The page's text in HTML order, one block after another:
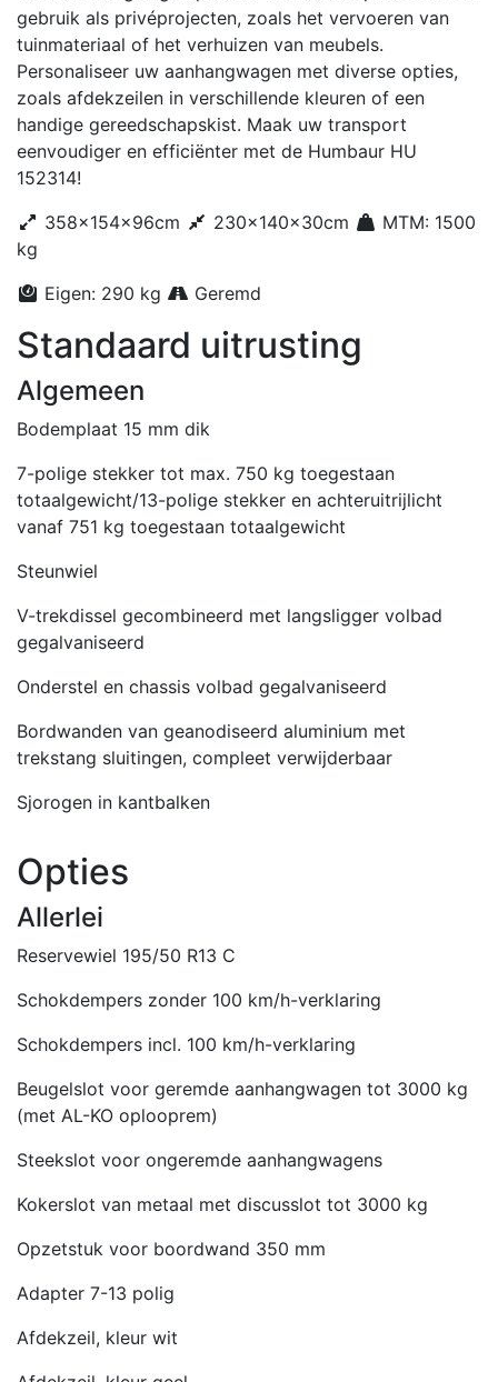
gebruik als privéprojecten, zoals het vervoeren van
tuinmateriaal of het verhuizen van meubels.
Personaliseer uw aanhangwagen met diverse opties,
zoals afdekzeilen in verschillende kleuren of een
handige gereedschapskist. Maak uw transport
eenvoudiger en efficiënter met de Humbaur HU
152314!
358x154x96cm
230x140x30cm
MTM: 1500
kg
Eigen: 290 kg
Geremd
Standaard uitrusting
Algemeen
Bodemplaat 15 mm dik
7-polige stekker tot max. 750 kg toegestaan
totaalgewicht/13-polige stekker en achteruitrijlicht
vanaf 751 kg toegestaan totaalgewicht
Steunwiel
V-trekdissel gecombineerd met langsligger volbad
gegalvaniseerd
Onderstel en chassis volbad gegalvaniseerd
Bordwanden van geanodiseerd aluminium met
trekstang sluitingen, compleet verwijderbaar
Sjorogen in kantbalken
Opties
Allerlei
Reservewiel 195/50 R13 C
Schokdempers zonder 100 km/h-verklaring
Schokdempers incl. 100 km/h-verklaring
Beugelslot voor geremde aanhangwagen tot 3000 kg
(met AL-KO oplooprem)
Steekslot voor ongeremde aanhangwagens
Kokerslot van metaal met discusslot tot 3000 kg
Opzetstuk voor boordwand 350 mm
Adapter 7-13 polig
Afdekzeil, kleur wit